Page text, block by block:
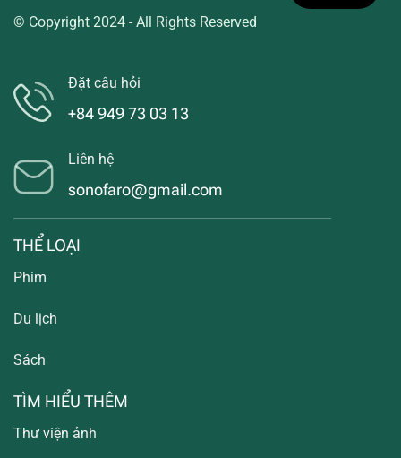
© Copyright 2024 - All Rights Reserved
Đặt câu hỏi
+84 949 73 03 13
Liên hệ
sonofaro@gmail.com
THỂ LOẠI
Phim
Du lịch
Sách
TÌM HIỂU THÊM
Thư viện ảnh